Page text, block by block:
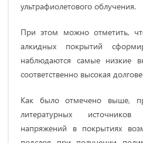
ультрафиолетового облучения.
При этом можно отметить,
алкидных покрытий
наблюдаются самые низкие
соответственно высокая
Как было отмечено выше,
литературных
напряжений в покрытиях